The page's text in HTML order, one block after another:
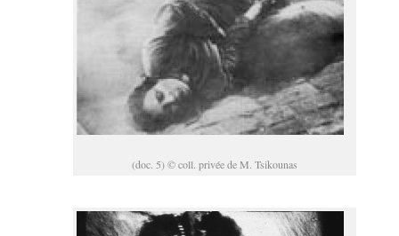
(doc. 5) © coll. privée de M. Tsikounas